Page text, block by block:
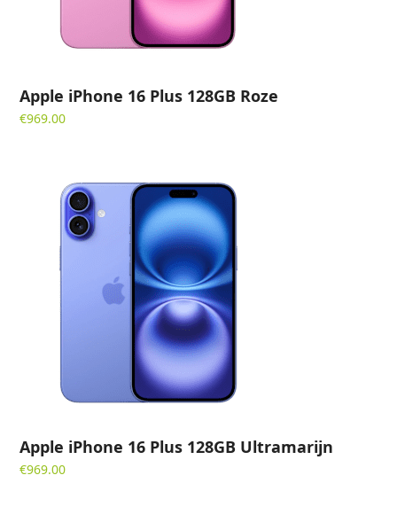
Apple iPhone 16 Plus 128GB Roze
€969.00
Apple iPhone 16 Plus 128GB Ultramarijn
€969.00